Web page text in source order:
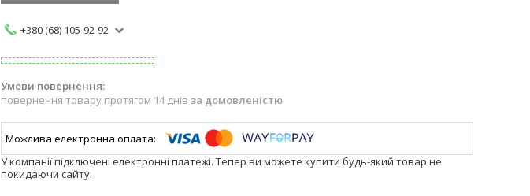
+380 (68) 105-92-92
повернення товару протягом 14 днів за домовленістю
У компанії підключені електронні платежі. Тепер ви можете купити будь-який товар не
покидаючи сайту.